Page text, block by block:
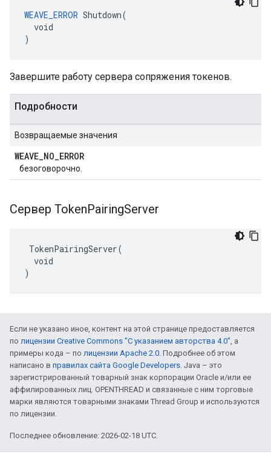
WEAVE_ERROR Shutdown(
  void
)
Завершите работу сервера сопряжения токенов.
Подробности
Возвращаемые значения
WEAVE_NO_ERROR
безоговорочно.
Сервер TokenPairingServer
TokenPairingServer(
  void
)
Если не указано иное, контент на этой странице предоставляется
по лицензии Creative Commons "С указанием авторства 4.0", а
примеры кода – по лицензии Apache 2.0. Подробнее об этом
написано в правилах сайта Google Developers. Java – это
зарегистрированный товарный знак корпорации Oracle и/или ее
аффилированных лиц. OPENTHREAD и связанные с ним торговые
марки являются товарными знаками Thread Group и используются
по лицензии.
Последнее обновление: 2026-02-18 UTC.